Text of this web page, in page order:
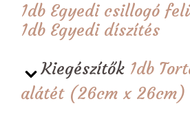
1db Egyedi csillogó
1db Egyedi díszítés
Kiegészítők 1db
alátét (26cm x 26cm)